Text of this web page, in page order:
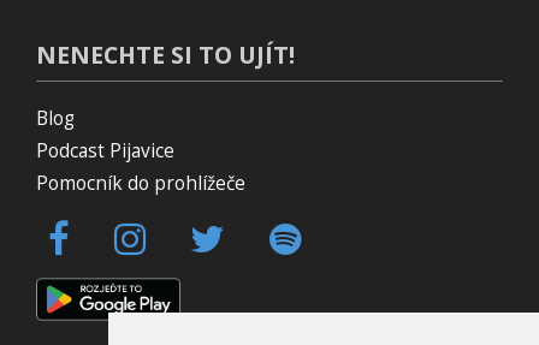
NENECHTE SI TO UJÍT!
Blog
Podcast Pijavice
Pomocník do prohlížeče